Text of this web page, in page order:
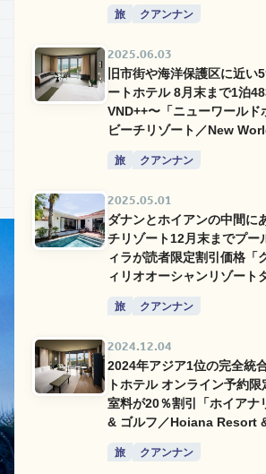
旅 クアンナン
2025.06.03
旧市街や海洋保護区に近い
ートホテル 8月末まで1泊
VND++〜「ニューワールド
ビーチリゾート／New
旅 クアンナン
2025.05.01
ダナンとホイアンの中間に
チリゾート12月末までプー
ィラが読者限定割引価格「
ィリオオーシャンリゾート
旅 クアンナン
2024.12.04
2024年アジア1位の完全統
トホテル オンライン予約限
室料が20％割引「ホイアナ
& ゴルフ／Hoiana Resort
旅 クアンナン